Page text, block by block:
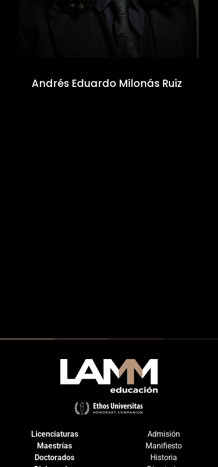
Andrés Eduardo Milonás Ruiz
Licenciaturas
Maestrías
Doctorados
Admisión
Manifiesto
Historia